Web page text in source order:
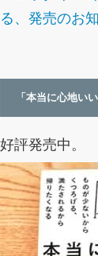
る、発売のお
「本当に心地いい
好評発売中。